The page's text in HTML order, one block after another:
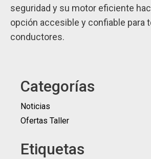
seguridad y su motor eficiente
opción accesible y confiable para
conductores.
Categorías
Noticias
Ofertas Taller
Etiquetas